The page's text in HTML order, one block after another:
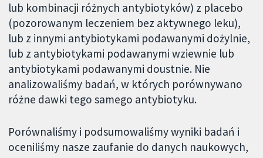
lub kombinacji różnych antybiotyków) z placebo
(pozorowanym leczeniem bez aktywnego leku),
lub z innymi antybiotykami podawanymi dożylnie,
lub z antybiotykami podawanymi wziewnie lub
antybiotykami podawanymi doustnie. Nie
analizowaliśmy badań, w których porównywano
różne dawki tego samego antybiotyku.
Porównaliśmy i podsumowaliśmy wyniki badań i
oceniliśmy nasze zaufanie do danych naukowych,